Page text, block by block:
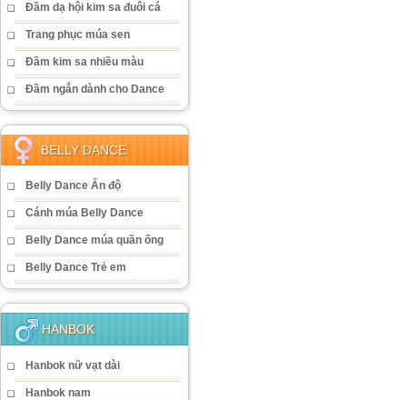
Đầm dạ hội kim sa đuôi cá
Trang phục múa sen
Đầm kim sa nhiều màu
Đầm ngắn dành cho Dance
BELLY DANCE
Belly Dance Ấn độ
Cánh múa Belly Dance
Belly Dance múa quần ống
Belly Dance Trẻ em
HANBOK
Hanbok nữ vạt dài
Hanbok nam